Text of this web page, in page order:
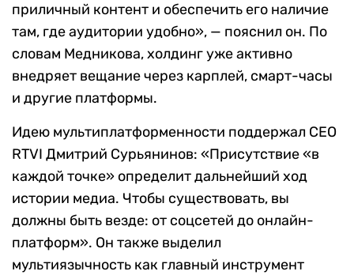
приличный контент и обеспечить его наличие
там, где аудитории удобно», — пояснил он. По
словам Медникова, холдинг уже активно
внедряет вещание через карплей, смарт-часы
и другие платформы.
Идею мультиплатформенности поддержал CEO
RTVI Дмитрий Сурьянинов: «Присутствие «в
каждой точке» определит дальнейший ход
истории медиа. Чтобы существовать, вы
должны быть везде: от соцсетей до онлайн-
платформ». Он также выделил
мультиязычность как главный инструмент